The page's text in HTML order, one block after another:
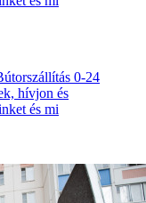
0-24
hívjon és
és mi